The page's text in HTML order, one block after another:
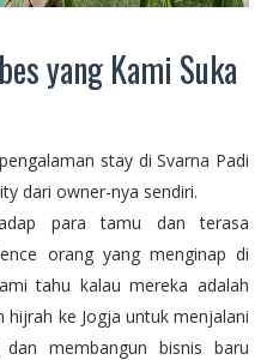
yang Kami Suka
stay di Svarna Padi
dari owner-nya sendiri.
para tamu dan terasa
orang yang menginap di
tahu kalau mereka adalah
hijrah ke Jogja untuk menjalani
membangun bisnis baru